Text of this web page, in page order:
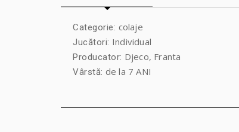
Categorie: colaje
Jucători: Individual
Producator: Djeco, Franta
Vârstă: de la 7 ANI